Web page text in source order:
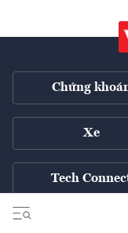
Chứng
Xe
Tech